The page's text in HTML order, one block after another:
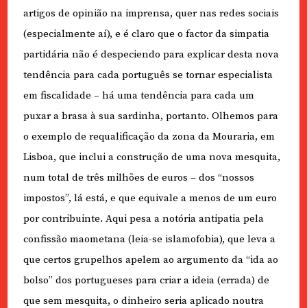
artigos de opinião na imprensa, quer nas redes sociais
(especialmente aí), e é claro que o factor da simpatia
partidária não é despeciendo para explicar desta nova
tendência para cada português se tornar especialista
em fiscalidade – há uma tendência para cada um
puxar a brasa à sua sardinha, portanto. Olhemos para
o exemplo de requalificação da zona da Mouraria, em
Lisboa, que inclui a construção de uma nova mesquita,
num total de três milhões de euros – dos “nossos
impostos”, lá está, e que equivale a menos de um euro
por contribuinte. Aqui pesa a notória antipatia pela
confissão maometana (leia-se islamofobia), que leva a
que certos grupelhos apelem ao argumento da “ida ao
bolso” dos portugueses para criar a ideia (errada) de
que sem mesquita, o dinheiro seria aplicado noutra